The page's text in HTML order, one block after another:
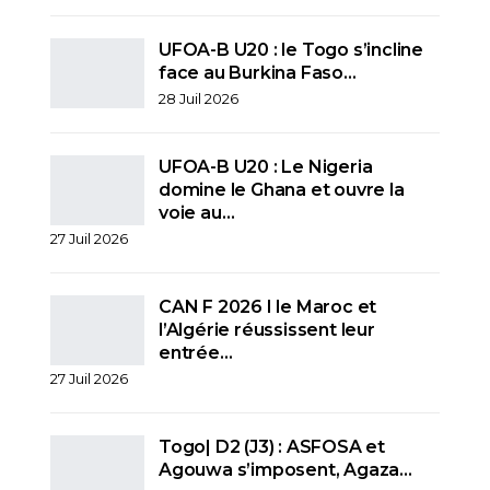
UFOA-B U20 : le Togo s’incline
face au Burkina Faso…
28 Juil 2026
UFOA-B U20 : Le Nigeria
domine le Ghana et ouvre la
voie au…
27 Juil 2026
CAN F 2026 I le Maroc et
l’Algérie réussissent leur
entrée…
27 Juil 2026
Togo| D2 (J3) : ASFOSA et
Agouwa s’imposent, Agaza…